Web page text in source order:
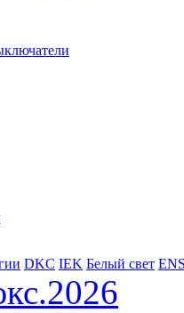
DKC IEK Белый свет